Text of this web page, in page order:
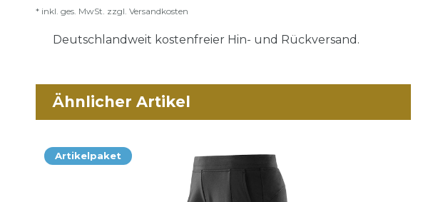
* inkl. ges. MwSt. zzgl. Versandkosten
Deutschlandweit kostenfreier Hin- und Rückversand.
Ähnlicher Artikel
Artikelpaket